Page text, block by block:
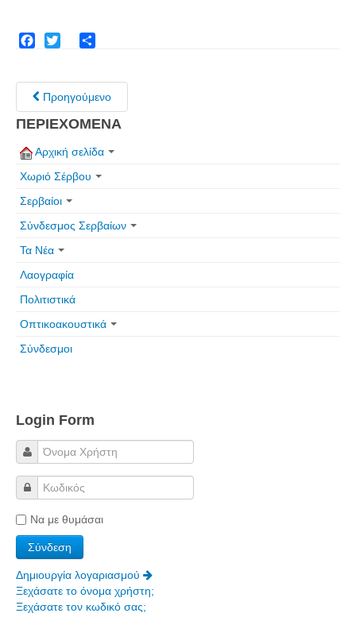
Προηγούμενο
ΠΕΡΙΕΧΟΜΕΝΑ
Αρχική σελίδα
Χωριό Σέρβου
Σερβαίοι
Σύνδεσμος Σερβαίων
Τα Νέα
Λαογραφία
Πολιτιστικά
Οπτικοακουστικά
Σύνδεσμοι
Login Form
Να με θυμάσαι
Δημιουργία λογαριασμού
Ξεχάσατε το όνομα χρήστη;
Ξεχάσατε τον κωδικό σας;